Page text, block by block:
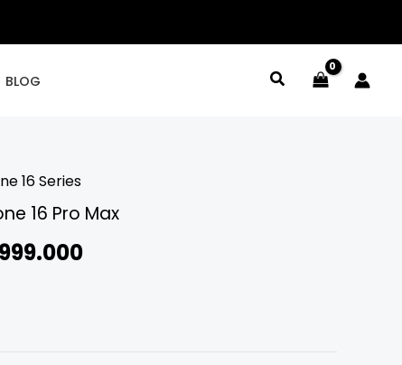
BLOG
16 Series
16 Pro Max
999.000